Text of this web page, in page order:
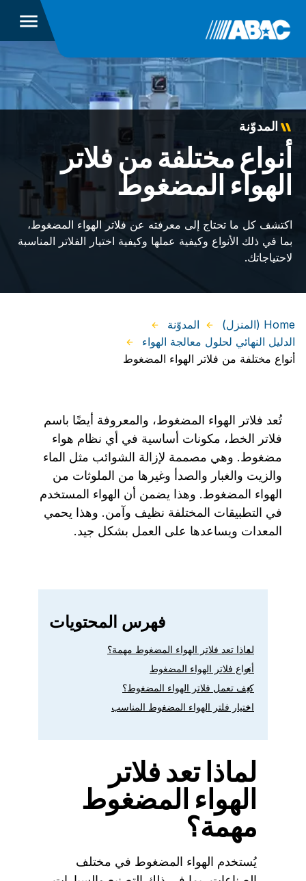
المدوّنة
أنواع مختلفة من فلاتر
الهواء المضغوط
اكتشف كل ما تحتاج إلى معرفته عن فلاتر الهواء المضغوط،
بما في ذلك الأنواع وكيفية عملها وكيفية اختيار الفلاتر المناسبة
لاحتياجاتك.
Home (المنزل)
المدوّنة
الدليل النهائي لحلول معالجة الهواء
أنواع مختلفة من فلاتر الهواء المضغوط
تُعد فلاتر الهواء المضغوط، والمعروفة أيضًا باسم
فلاتر الخط، مكونات أساسية في أي نظام هواء
مضغوط. وهي مصممة لإزالة الشوائب مثل الماء
والزيت والغبار والصدأ وغيرها من الملوثات من
الهواء المضغوط. وهذا يضمن أن الهواء المستخدم
في التطبيقات المختلفة نظيف وآمن. وهذا يحمي
المعدات ويساعدها على العمل بشكل جيد.
فهرس المحتويات
لماذا تعد فلاتر الهواء المضغوط مهمة؟
أنواع فلاتر الهواء المضغوط
كيف تعمل فلاتر الهواء المضغوط؟
اختيار فلتر الهواء المضغوط المناسب
لماذا تعد فلاتر
الهواء المضغوط
مهمة؟
يُستخدم الهواء المضغوط في مختلف